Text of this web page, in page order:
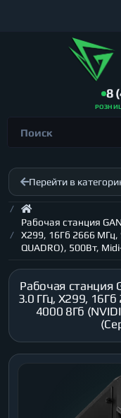
8
Перейти в
Рабочая станция
X299, 16Гб 2666 МГц,
QUADRO), 500Вт,
Рабочая станция
3.0 ГГц, X299,
4000 8Гб